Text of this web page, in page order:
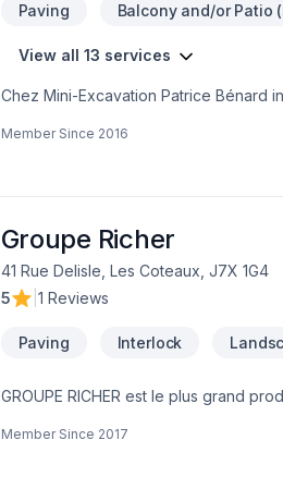
Paving Balcony and/or Patio
View all 13 services
Chez Mini-Excavation Patrice Bénard
satisfaction client à Eastern
Member Since 2016
Groupe Richer
41 Rue Delisle, Les Coteaux, J7X 1G4
5
1 Reviews
Paving Interlock
GROUPE RICHER est le plus grand
depuis 1962. Succursales : Sainte-
Member Since 2017